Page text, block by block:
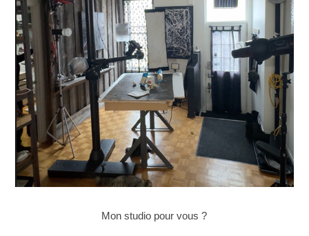
Mon studio pour vous ?